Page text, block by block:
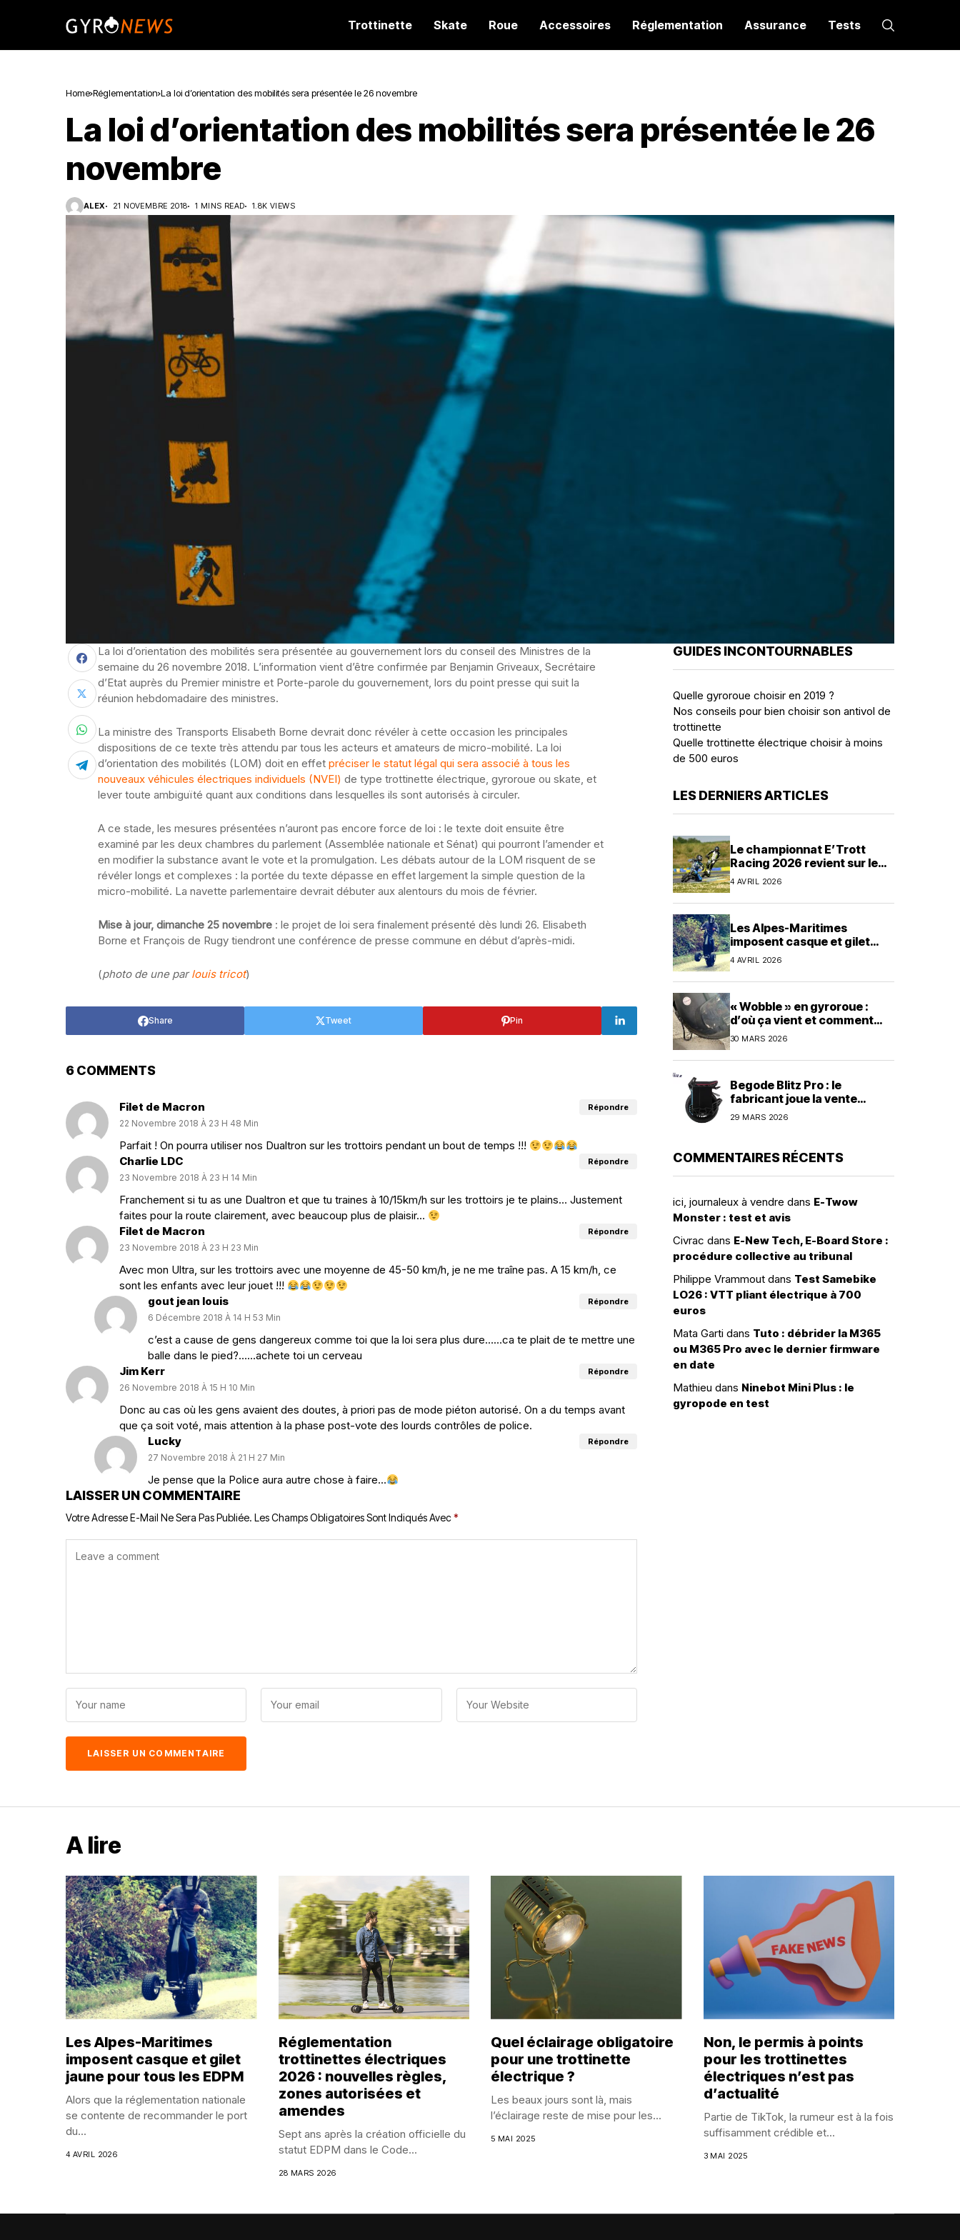
Trottinette Skate Roue Accessoires Réglementation Assurance Tests
Home Réglementation La loi d’orientation des mobilités sera présentée le 26 novembre
La loi d’orientation des mobilités sera présentée le 26
novembre
ALEX 21 NOVEMBRE 2018 1 MINS READ 1.8K VIEWS
La loi d’orientation des mobilités sera présentée au gouvernement lors du conseil des Ministres de la
semaine du 26 novembre 2018. L’information vient d’être confirmée par Benjamin Griveaux, Secrétaire
d’Etat auprès du Premier ministre et Porte-parole du gouvernement, lors du point presse qui suit la
réunion hebdomadaire des ministres.
La ministre des Transports Elisabeth Borne devrait donc révéler à cette occasion les principales
dispositions de ce texte très attendu par tous les acteurs et amateurs de micro-mobilité. La loi
d’orientation des mobilités (LOM) doit en effet préciser le statut légal qui sera associé à tous les
nouveaux véhicules électriques individuels (NVEI) de type trottinette électrique, gyroroue ou skate, et
lever toute ambiguïté quant aux conditions dans lesquelles ils sont autorisés à circuler.
A ce stade, les mesures présentées n’auront pas encore force de loi : le texte doit ensuite être
examiné par les deux chambres du parlement (Assemblée nationale et Sénat) qui pourront l’amender et
en modifier la substance avant le vote et la promulgation. Les débats autour de la LOM risquent de se
révéler longs et complexes : la portée du texte dépasse en effet largement la simple question de la
micro-mobilité. La navette parlementaire devrait débuter aux alentours du mois de février.
Mise à jour, dimanche 25 novembre : le projet de loi sera finalement présenté dès lundi 26. Elisabeth
Borne et François de Rugy tiendront une conférence de presse commune en début d’après-midi.
(photo de une parlouis tricot)
Share Tweet Pin
6 COMMENTS
Filet de Macron
22 Novembre 2018 À 23 H 48 Min
Parfait ! On pourra utiliser nos Dualtron sur les trottoirs pendant un bout de temps !!!
Répondre
Charlie LDC
23 Novembre 2018 À 23 H 14 Min
Franchement si tu as une Dualtron et que tu traines à 10/15km/h sur les trottoirs je te plains… Justement
faites pour la route clairement, avec beaucoup plus de plaisir…
Répondre
Filet de Macron
23 Novembre 2018 À 23 H 23 Min
Avec mon Ultra, sur les trottoirs avec une moyenne de 45-50 km/h, je ne me traîne pas. A 15 km/h, ce
sont les enfants avec leur jouet !!!
Répondre
gout jean louis
6 Décembre 2018 À 14 H 53 Min
c’est a cause de gens dangereux comme toi que la loi sera plus dure……ca te plait de te mettre une
balle dans le pied?……achete toi un cerveau
Répondre
Jim Kerr
26 Novembre 2018 À 15 H 10 Min
Donc au cas où les gens avaient des doutes, à priori pas de mode piéton autorisé. On a du temps avant
que ça soit voté, mais attention à la phase post-vote des lourds contrôles de police.
Répondre
Lucky
27 Novembre 2018 À 21 H 27 Min
Je pense que la Police aura autre chose à faire…
Répondre
LAISSER UN COMMENTAIRE
Votre Adresse E-Mail Ne Sera Pas Publiée. Les Champs Obligatoires Sont Indiqués Avec*
GUIDES INCONTOURNABLES
Quelle gyroroue choisir en 2019 ?
Nos conseils pour bien choisir son antivol de
trottinette
Quelle trottinette électrique choisir à moins
de 500 euros
LES DERNIERS ARTICLES
Le championnat E’Trott
Racing 2026 revient sur le
circuit de karting du Mans en
4 AVRIL 2026
Les Alpes-Maritimes
imposent casque et gilet
jaune pour tous les EDPM
4 AVRIL 2026
« Wobble » en gyroroue :
d’où ça vient et comment
s’en prémunir ?
30 MARS 2026
Begode Blitz Pro : le
fabricant joue la vente
directe avec une commande
29 MARS 2026
COMMENTAIRES RÉCENTS
ici, journaleux à vendre dans E-Twow
Monster : test et avis
Civrac dans E-New Tech, E-Board Store :
procédure collective au tribunal
Philippe Vrammout dans Test Samebike
LO26 : VTT pliant électrique à 700
euros
Mata Garti dans Tuto : débrider la M365
ou M365 Pro avec le dernier firmware
en date
Mathieu dans Ninebot Mini Plus : le
gyropode en test
A lire
Les Alpes-Maritimes
imposent casque et gilet
jaune pour tous les EDPM
Alors que la réglementation nationale
se contente de recommander le port
du...
4 AVRIL 2026
Réglementation
trottinettes électriques
2026 : nouvelles règles,
zones autorisées et
amendes
Sept ans après la création officielle du
statut EDPM dans le Code...
28 MARS 2026
Quel éclairage obligatoire
pour une trottinette
électrique ?
Les beaux jours sont là, mais
l’éclairage reste de mise pour les...
5 MAI 2025
Non, le permis à points
pour les trottinettes
électriques n’est pas
d’actualité
Partie de TikTok, la rumeur est à la fois
suffisamment crédible et...
3 MAI 2025